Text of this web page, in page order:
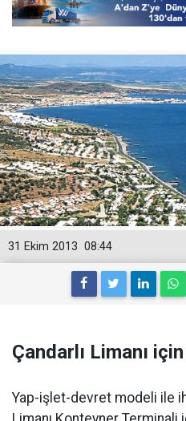
08:44
31 Ekim 2013
Çandarlı Limanı
Yap-işlet-devret modeli ile